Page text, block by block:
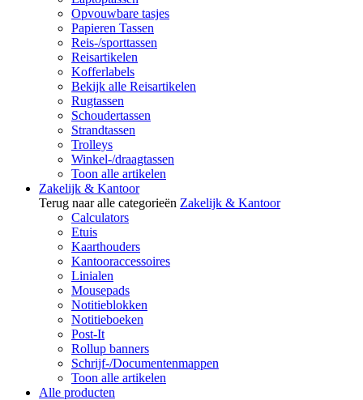
Opvouwbare tasjes
Papieren Tassen
Reis-/sporttassen
Reisartikelen
Kofferlabels
Bekijk alle Reisartikelen
Rugtassen
Schoudertassen
Strandtassen
Trolleys
Winkel-/draagtassen
Toon alle artikelen
Zakelijk & Kantoor
Terug naar alle categorieën Zakelijk & Kantoor
Calculators
Etuis
Kaarthouders
Kantooraccessoires
Linialen
Mousepads
Notitieblokken
Notitieboeken
Post-It
Rollup banners
Schrijf-/Documentenmappen
Toon alle artikelen
Alle producten